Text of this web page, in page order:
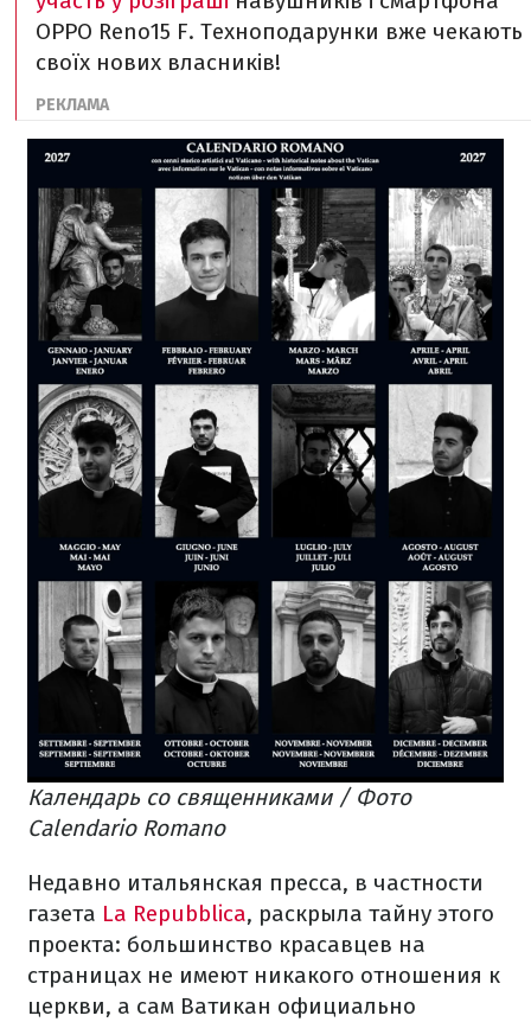
OPPO Reno15 F. Техноподарунки вже чекають
своїх нових власників!
Календарь со священниками / Фото
Calendario Romano
Недавно итальянская пресса, в частности
газета La Repubblica, раскрыла тайну этого
проекта: большинство красавцев на
страницах не имеют никакого отношения к
церкви, а сам Ватикан официально